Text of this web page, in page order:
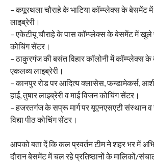
– कपूरथला चौराहे के भाटिया कॉम्प्लेक्स के बेसमेंट में
लाइब्रेरी।
– एकेटीयू चौराहे के पास कॉम्प्लेक्स के बेसमेंट में
कोचिंग सेंटर।
– ठाकुरगंज की बसंत विहार कॉलोनी में कॉम्प्लेक्स
एकलव्य लाइब्रेरी।
– कानपुर रोड पर आदित्य क्लासेस, फन्डामेकर्स,
हाई, तुषार लाइब्रेरी व माई विजन कोचिंग सेंटर।
– हजरतगंज के सप्रू मार्ग पर यूएनएसएटी संस्थान व
विद्या पीठ कोचिंग सेंटर।
आपको बता दें कि कल प्रवर्तन टीम ने शहर भर में
दौरान बेसमेंट में चल रहे प्रतिष्ठानों के मालिकों/